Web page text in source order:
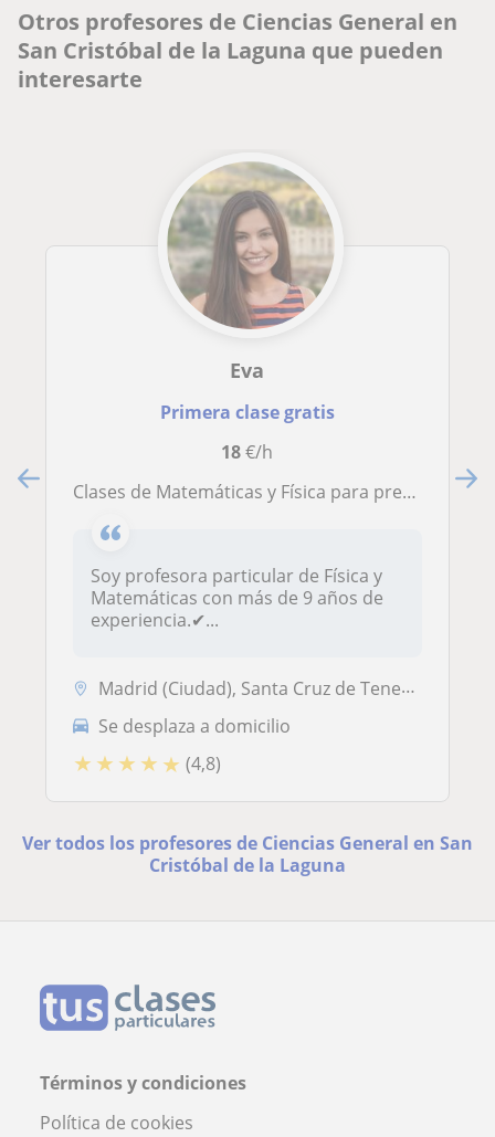
Otros profesores de Ciencias General en
San Cristóbal de la Laguna que pueden
interesarte
Eva
Primera clase gratis
18€/h
Clases de Matemáticas y Física para preparar los exámenes (Online y en Santa Cruz de Tenerife)
Soy profesora particular de Física y
Matemáticas con más de 9 años de
experiencia.✔...
Madrid (Ciudad), Santa Cruz de Tenerife, San Cristóbal de la Laguna, Candelaria, El Rosario, Tacoronte, Tegueste
Se desplaza a domicilio
★ ★ ★ ★ ★ (4,8)
Ver todos los profesores de Ciencias General en San
Cristóbal de la Laguna
Términos y condiciones
Política de cookies